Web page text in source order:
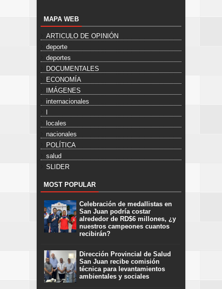
MAPA WEB
ARTICULO DE OPINIÓN
deporte
deportes
DOCUMENTALES
ECONOMÍA
IMÁGENES
internacionales
locales
nacionales
POLÍTICA
salud
SLIDER
MOST POPULAR
Celebración de medallistas en
San Juan podría costar
alrededor de RD$6 millones, ¿y
nuestros campeones cuantos
recibirán?
Dirección Provincial de Salud
San Juan recibe comisión
técnica para levantamientos
ambientales y sociales